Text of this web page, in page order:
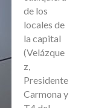
de los
locales de
la capital
(Velázque
z,
Presidente
Carmona y